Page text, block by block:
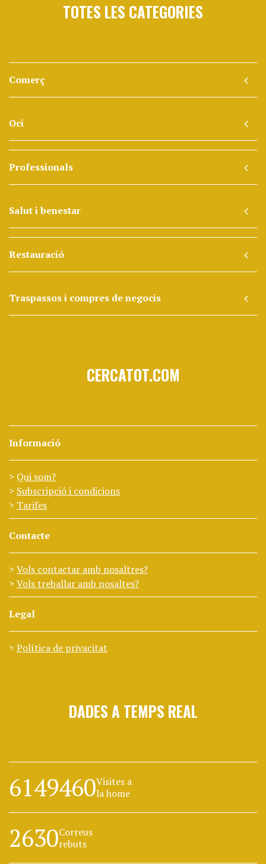
TOTES LES CATEGORIES
Comerç
Oci
Professionals
Salut i benestar
Restauració
Traspassos i compres de negocis
CERCATOT.COM
Informació
Qui som?
Subscripció i condicions
Tarifes
Contacte
Vols contactar amb nosaltres?
Vols treballar amb nosaltes?
Legal
Política de privacitat
DADES A TEMPS REAL
6149460Visites a
la home
2630Correus
rebuts